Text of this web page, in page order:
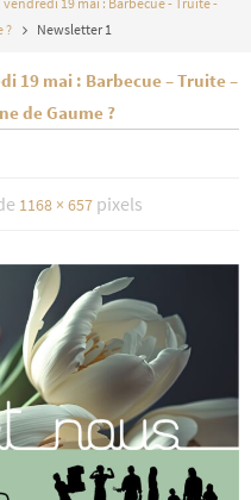
?
Newsletter 1
19 mai : Barbecue – Truite –
de Gaume ?
1168 × 657 pixels